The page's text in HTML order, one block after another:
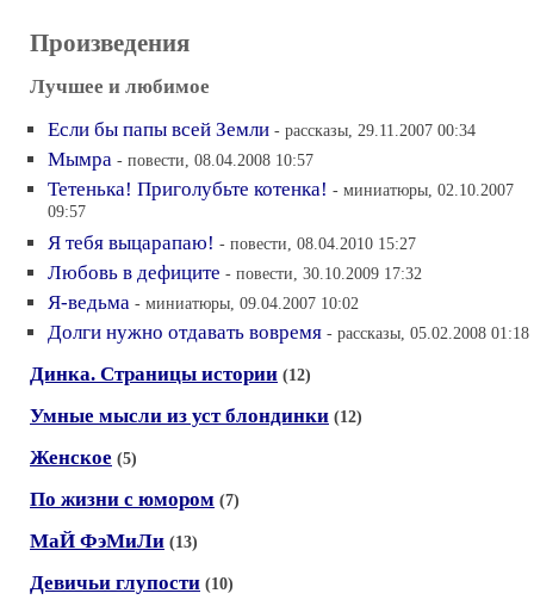
Произведения
Лучшее и любимое
Если бы папы всей Земли - рассказы, 29.11.2007 00:34
Мымра - повести, 08.04.2008 10:57
Тетенька! Приголубьте котенка! - миниатюры, 02.10.2007
09:57
Я тебя выцарапаю! - повести, 08.04.2010 15:27
Любовь в дефиците - повести, 30.10.2009 17:32
Я-ведьма - миниатюры, 09.04.2007 10:02
Долги нужно отдавать вовремя - рассказы, 05.02.2008 01:18
Динка. Страницы истории (12)
Умные мысли из уст блондинки (12)
Женское (5)
По жизни с юмором (7)
МаЙ ФэМиЛи (13)
Девичьи глупости (10)